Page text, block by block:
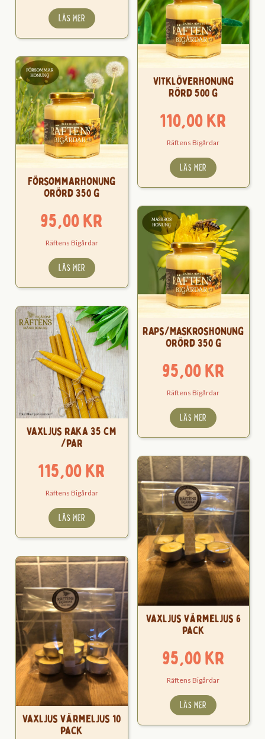
LÄS MER
Vitklöverhonung
Rörd 500 g
110,00kr
Räftens Bigårdar
LÄS MER
Försommarhonung
Orörd 350 g
95,00kr
Räftens Bigårdar
LÄS MER
Raps/Maskroshonung
Orörd 350 g
95,00kr
Räftens Bigårdar
LÄS MER
Vaxljus raka 35 cm
/par
115,00kr
Räftens Bigårdar
LÄS MER
Vaxljus värmeljus 6
pack
95,00kr
Räftens Bigårdar
LÄS MER
Vaxljus värmeljus 10
pack